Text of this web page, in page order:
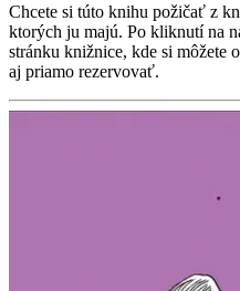
Chcete si túto knihu požičať z
ktorých ju majú. Po kliknutí na
stránku knižnice, kde si môžete
aj priamo rezervovať.